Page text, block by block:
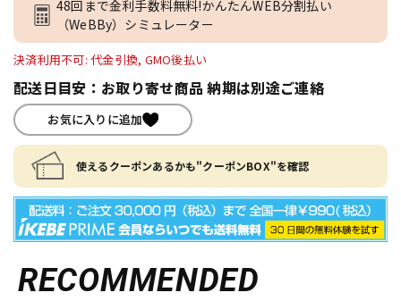
48回まで金利手数料無料!かんたんWEB分割払い
（WeBBy）シミュレーター
決済利用不可: 代金引換, GMO後払い
配送日目安：お取り寄せ商品 納期は別途ご連絡
お気に入りに追加
使えるクーポンあるかも"クーポンBOX"を確認
RECOMMENDED